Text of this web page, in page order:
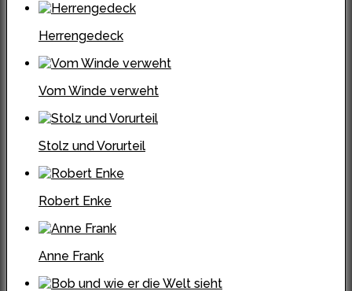
Herrengedeck
Vom Winde verweht
Stolz und Vorurteil
Robert Enke
Anne Frank